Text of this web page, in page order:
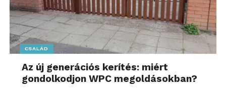
CSALÁD
Az új generációs kerítés: miért
gondolkodjon WPC megoldásokban?